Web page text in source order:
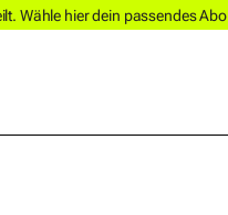
Wähle hier dein passendes Abo